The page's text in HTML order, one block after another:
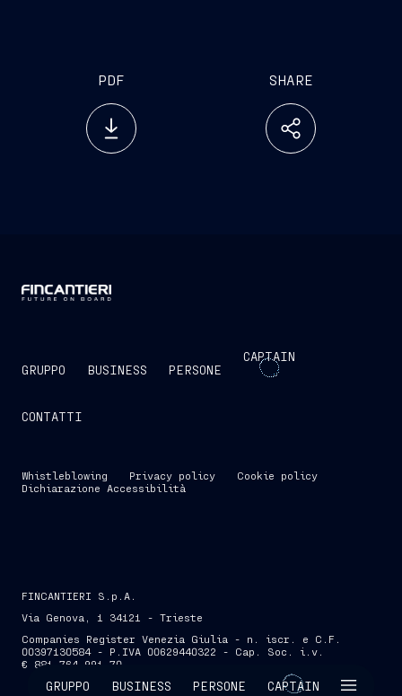
GRUPPO BUSINESS PERSONE CAPTAIN
PDF SHARE
GRUPPO BUSINESS PERSONE
CAPTAIN
CONTATTI
Whistleblowing Privacy policy
Cookie policy
Dichiarazione Accessibilità
FINCANTIERI S.p.A.
Via Genova, 1 34121 - Trieste
Companies Register Venezia Giulia - n. iscr. e C.F.
00397130584 - P.IVA 00629440322 - Cap. Soc. i.v.
€ 881.764.991,70